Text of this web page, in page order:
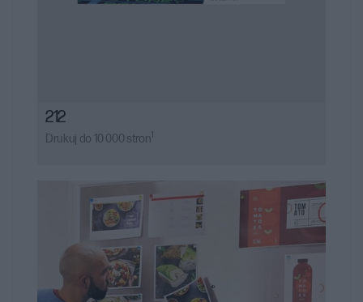
212
Drukuj do 10 000 stron